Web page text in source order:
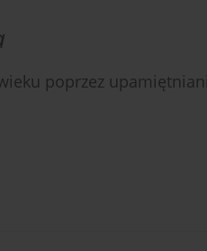
poprzez